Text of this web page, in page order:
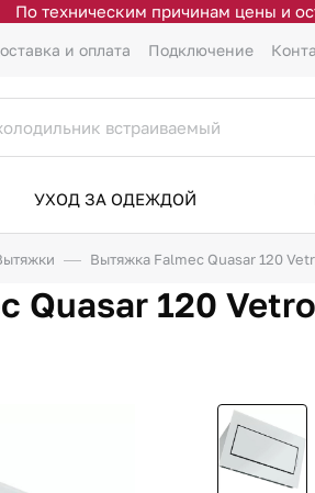
По техническим причинам цены и
и оплата Подключение
УХОД ЗА ОДЕЖДОЙ
Вытяжка Falmec Quasar 120
Quasar 120